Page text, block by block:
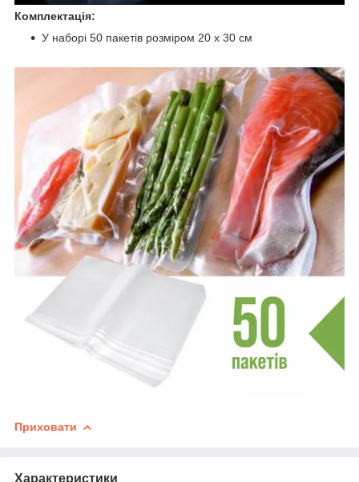
Комплектація:
У наборі 50 пакетів розміром 20 x 30 см
Приховати
Характеристики